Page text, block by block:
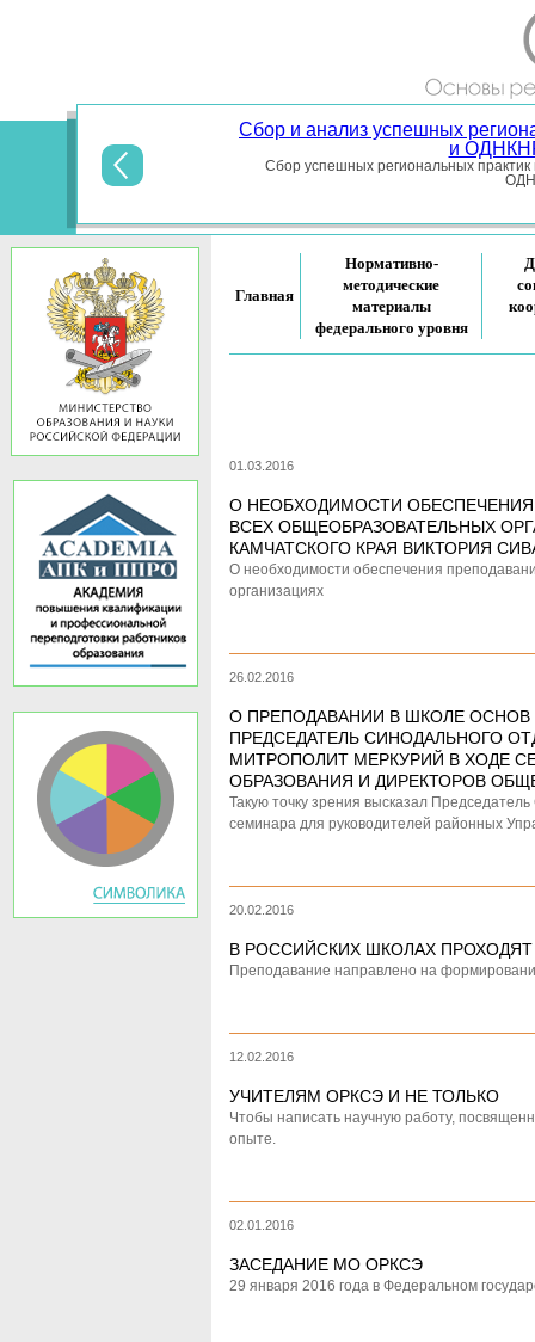
Сбор и анализ успешных
и
Сбор успешных региональных
Главная
Нормативно-
методические
материалы
федерального уровня
01.03.2016
О НЕОБХОДИМОСТИ
ВСЕХ ОБЩЕОБРАЗОВАТЕЛЬНЫХ
КАМЧАТСКОГО КРАЯ ВИКТОРИЯ
О необходимости обеспечения
организациях
26.02.2016
О ПРЕПОДАВАНИИ В ШКОЛЕ ОСНОВ
ПРЕДСЕДАТЕЛЬ СИНОДАЛЬНОГО
МИТРОПОЛИТ МЕРКУРИЙ В ХОДЕ
ОБРАЗОВАНИЯ И ДИРЕКТОРОВ
Такую точку зрения высказал
семинара для руководителей районных
20.02.2016
В РОССИЙСКИХ ШКОЛАХ
Преподавание направлено на
12.02.2016
УЧИТЕЛЯМ ОРКСЭ И НЕ ТОЛЬКО
Чтобы написать научную работу,
опыте.
02.01.2016
ЗАСЕДАНИЕ МО ОРКСЭ
29 января 2016 года в Федеральном